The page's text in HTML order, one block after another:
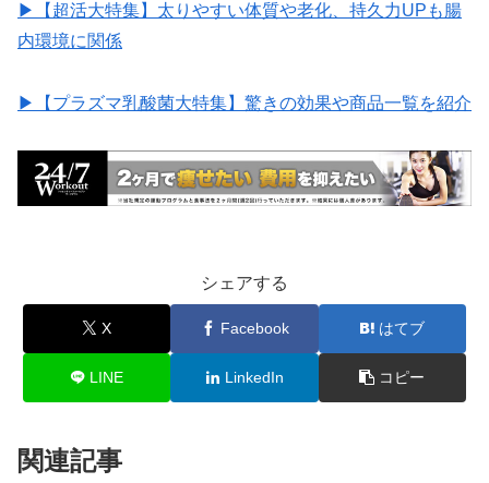
▶︎【超活大特集】太りやすい体質や老化、持久力UPも腸
内環境に関係
▶︎【プラズマ乳酸菌大特集】驚きの効果や商品一覧を紹介
シェアする
X Facebook はてブ
LINE LinkedIn コピー
関連記事